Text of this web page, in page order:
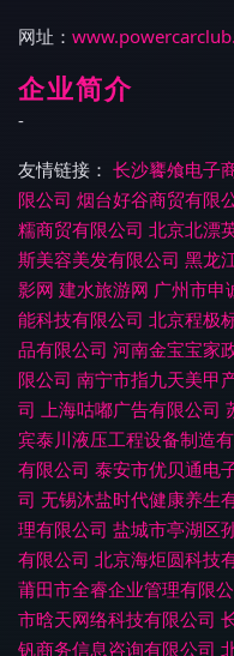
网址：
企业简介
-
友情链接： 长沙饔飧电子
限公司 烟台好谷商贸有限
糯商贸有限公司 北京北漂
斯美容美发有限公司 黑龙
影网 建水旅游网 广州市申
能科技有限公司 北京程极
品有限公司 河南金宝宝家
限公司 南宁市指九天美甲
司 上海咕嘟广告有限公司
宾泰川液压工程设备制造
有限公司 泰安市优贝通电
司 无锡沐盐时代健康养生
理有限公司 盐城市亭湖区
有限公司 北京海炬圆科技
莆田市全睿企业管理有限
市晗天网络科技有限公司
钒商务信息咨询有限公司